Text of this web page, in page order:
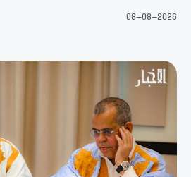
08-08-2026